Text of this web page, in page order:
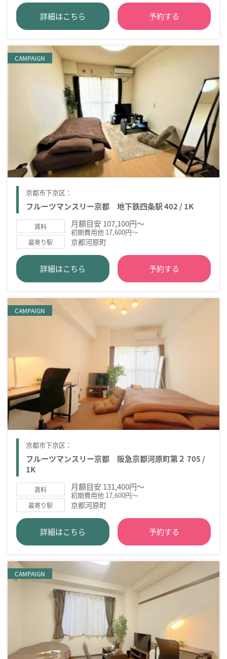
詳細はこちら 予約する
CAMPAIGN
京都市下京区：
フルーツマンスリー京都 地下鉄四条駅 402 / 1K
賃料 月額目安 107,100円～
初期費用他 17,600円～
最寄り駅 京都河原町
詳細はこちら 予約する
CAMPAIGN
京都市下京区：
フルーツマンスリー京都 阪急京都河原町第２ 705 /
1K
賃料 月額目安 131,400円～
初期費用他 17,600円～
最寄り駅 京都河原町
詳細はこちら 予約する
CAMPAIGN